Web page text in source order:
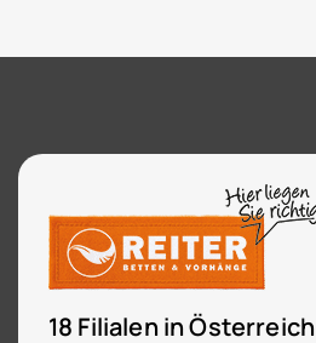
18 Filialen in Österreich